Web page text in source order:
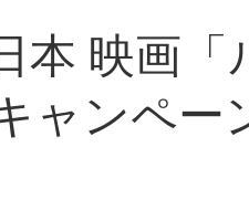
本 映画
ャンペー